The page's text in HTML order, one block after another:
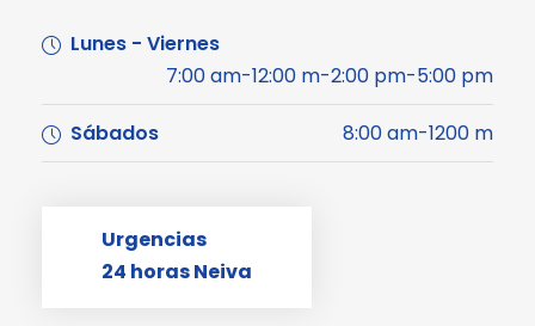
Lunes - Viernes
7:00 am-12:00 m-2:00 pm-5:00 pm
Sábados 8:00 am-1200 m
Urgencias
24 horas Neiva